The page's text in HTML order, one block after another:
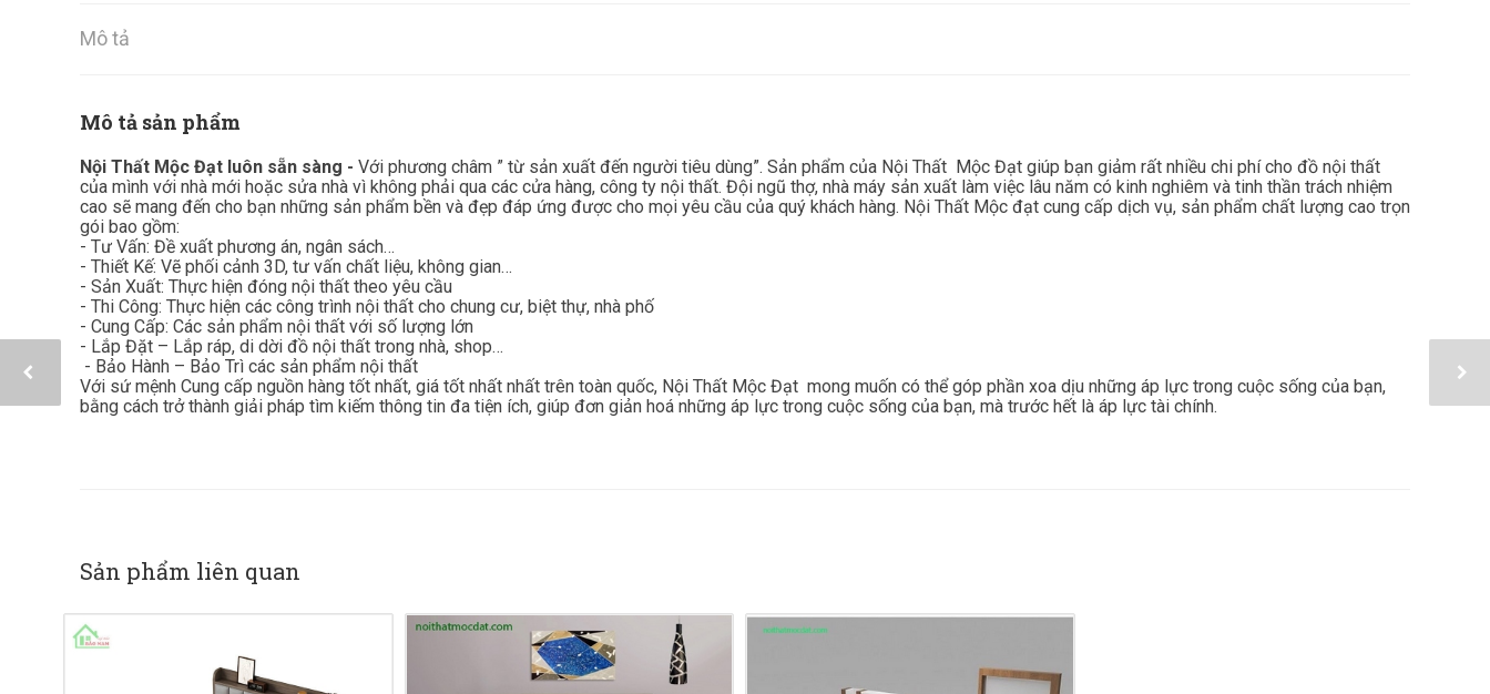
Mô tả
Mô tả sản phẩm
Nội Thất Mộc Đạt luôn sẵn sàng - Với phương châm ” từ sản xuất đến người tiêu dùng”. Sản phẩm của Nội Thất Mộc Đạt giúp bạn giảm rất nhiều chi phí cho đồ nội thất
của mình với nhà mới hoặc sửa nhà vì không phải qua các cửa hàng, công ty nội thất. Đội ngũ thợ, nhà máy sản xuất làm việc lâu năm có kinh nghiêm và tinh thần trách nhiệm
cao sẽ mang đến cho bạn những sản phẩm bền và đẹp đáp ứng được cho mọi yêu cầu của quý khách hàng. Nội Thất Mộc đạt cung cấp dịch vụ, sản phẩm chất lượng cao trọn
gói bao gồm:
- Tư Vấn: Đề xuất phương án, ngân sách…
- Thiết Kế: Vẽ phối cảnh 3D, tư vấn chất liệu, không gian…
- Sản Xuất: Thực hiện đóng nội thất theo yêu cầu
- Thi Công: Thực hiện các công trình nội thất cho chung cư, biệt thự, nhà phố
- Cung Cấp: Các sản phẩm nội thất với số lượng lớn
- Lắp Đặt – Lắp ráp, di dời đồ nội thất trong nhà, shop…
- Bảo Hành – Bảo Trì các sản phẩm nội thất
Với sứ mệnh Cung cấp nguồn hàng tốt nhất, giá tốt nhất nhất trên toàn quốc, Nội Thất Mộc Đạt mong muốn có thể góp phần xoa dịu những áp lực trong cuộc sống của bạn,
bằng cách trở thành giải pháp tìm kiếm thông tin đa tiện ích, giúp đơn giản hoá những áp lực trong cuộc sống của bạn, mà trước hết là áp lực tài chính.
Sản phẩm liên quan